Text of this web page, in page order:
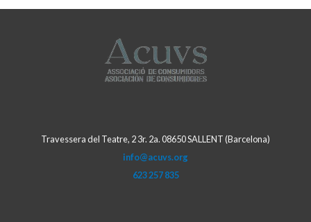
Travessera del Teatre, 2 3r. 2a. 08650 SALLENT (Barcelona)
info@acuvs.org
623 257 835